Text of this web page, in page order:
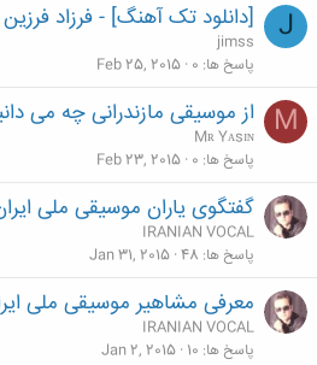
J [دانلود تک آهنگ] - فرزاد
jimss
پاسخ ها 0
Feb 25, 2015
M از موسیقی مازندرانی چه می
Mʀ Yᴀsɪɴ
پاسخ ها 0
Feb 23, 2015
گفتگوی یاران موسیقی ملی
IRANIAN VOCAL
پاسخ ها 48
Jan 31, 2015
معرفی مشاهیر موسیقی ملی
IRANIAN VOCAL
پاسخ ها 10
Jan 2, 2015